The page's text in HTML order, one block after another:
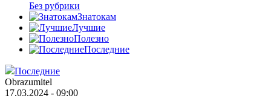
Без рубрики
Знатокам
Лучшие
Полезно
Последние
Последние
Obrazumitel
17.03.2024 - 09:00